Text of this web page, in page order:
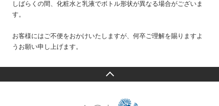
しばらくの間、化粧水と乳液でボトル形状が異なる場合がございま
す。
お客様にはご不便をおかけいたしますが、何卒ご理解を賜りますよ
うお願い申し上げます。